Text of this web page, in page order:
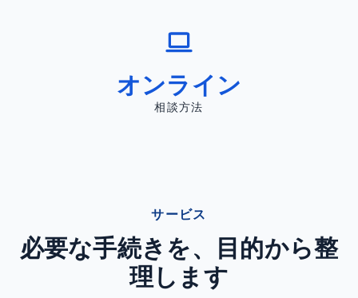
オンライン
相談方法
サービス
必要な手続きを、目的から整
理します